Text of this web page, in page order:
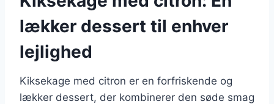
lækker dessert til enhver
lejlighed
Kiksekage med citron er en forfriskende og
lækker dessert, der kombinerer den søde smag